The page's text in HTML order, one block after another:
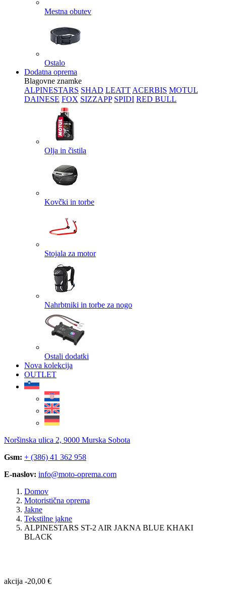
Mestna obutev
Ostalo
Dodatna oprema
Blagovne znamke
ALPINESTARS SHAD LEATT ACERBIS MOTUL
DAINESE FOX SIZZAPP SPIDI RED BULL
Olja in čistila
Kovčki in torbe
Stojala za motor
Nahrbtniki in torbe za nogo
Ostali dodatki
Nova kolekcija
OUTLET
Noršinska ulica 2, 9000 Murska Sobota
Gsm: + (386) 41 362 958
E-naslov: info@moto-oprema.com
Domov
Motoristična oprema
Jakne
Tekstilne jakne
ALPINESTARS ST-2 AIR JAKNA BLUE KHAKI
BLACK
akcija -20,00 €